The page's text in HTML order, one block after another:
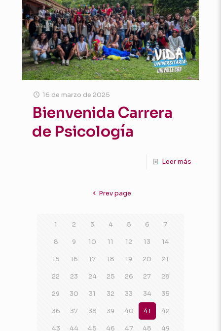
16 de marzo de 2025
Bienvenida Carrera
de Psicología
Leer más
Prev page
1 2 3 4 5 6 7
8 9 10 11 12 13 14
15 16 17 18 19 20 21
22 23 24 25 26 27 28
29 30 31 32 33 34 35
36 37 38 39 40 41 42
43 44 45 46 47 48 49